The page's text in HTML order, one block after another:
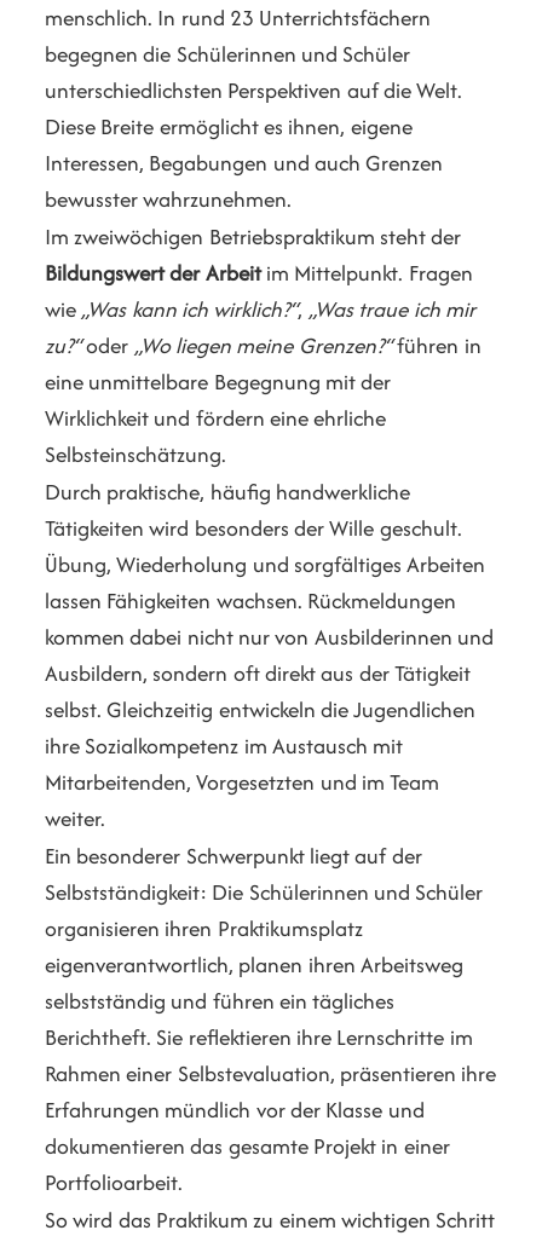
menschlich. In rund 23 Unterrichtsfächern
begegnen die Schülerinnen und Schüler
unterschiedlichsten Perspektiven auf die Welt.
Diese Breite ermöglicht es ihnen, eigene
Interessen, Begabungen und auch Grenzen
bewusster wahrzunehmen.
Im zweiwöchigen Betriebspraktikum steht der
Bildungswert der Arbeitim Mittelpunkt. Fragen
wie„Was kann ich wirklich?“, „Was traue ich mir
zu?“oder „Wo liegen meine Grenzen?“führen in
eine unmittelbare Begegnung mit der
Wirklichkeit und fördern eine ehrliche
Selbsteinschätzung.
Durch praktische, häufig handwerkliche
Tätigkeiten wird besonders der Wille geschult.
Übung, Wiederholung und sorgfältiges Arbeiten
lassen Fähigkeiten wachsen. Rückmeldungen
kommen dabei nicht nur von Ausbilderinnen und
Ausbildern, sondern oft direkt aus der Tätigkeit
selbst. Gleichzeitig entwickeln die Jugendlichen
ihre Sozialkompetenz im Austausch mit
Mitarbeitenden, Vorgesetzten und im Team
weiter.
Ein besonderer Schwerpunkt liegt auf der
Selbstständigkeit: Die Schülerinnen und Schüler
organisieren ihren Praktikumsplatz
eigenverantwortlich, planen ihren Arbeitsweg
selbstständig und führen ein tägliches
Berichtheft. Sie reflektieren ihre Lernschritte im
Rahmen einer Selbstevaluation, präsentieren ihre
Erfahrungen mündlich vor der Klasse und
dokumentieren das gesamte Projekt in einer
Portfolioarbeit.
So wird das Praktikum zu einem wichtigen Schritt